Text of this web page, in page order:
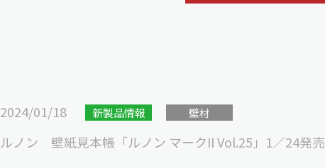
2024/01/18 新製品情報 壁材
ルノン 壁紙見本帳「ルノン マークII Vol.25」1／24発売